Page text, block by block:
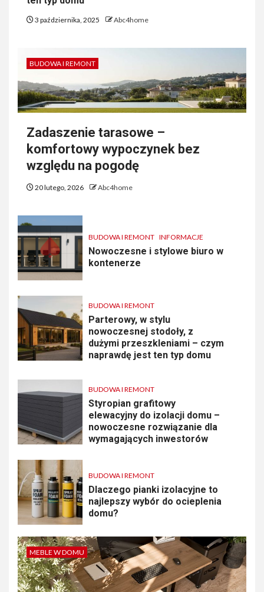
3 października, 2025 Abc4home
BUDOWA I REMONT
Zadaszenie tarasowe –
komfortowy wypoczynek bez
względu na pogodę
20 lutego, 2026 Abc4home
BUDOWA I REMONT INFORMACJE
Nowoczesne i stylowe biuro w
kontenerze
BUDOWA I REMONT
Parterowy, w stylu
nowoczesnej stodoły, z
dużymi przeszkleniami – czym
naprawdę jest ten typ domu
BUDOWA I REMONT
Styropian grafitowy
elewacyjny do izolacji domu –
nowoczesne rozwiązanie dla
wymagających inwestorów
BUDOWA I REMONT
Dlaczego pianki izolacyjne to
najlepszy wybór do ocieplenia
domu?
MEBLE W DOMU